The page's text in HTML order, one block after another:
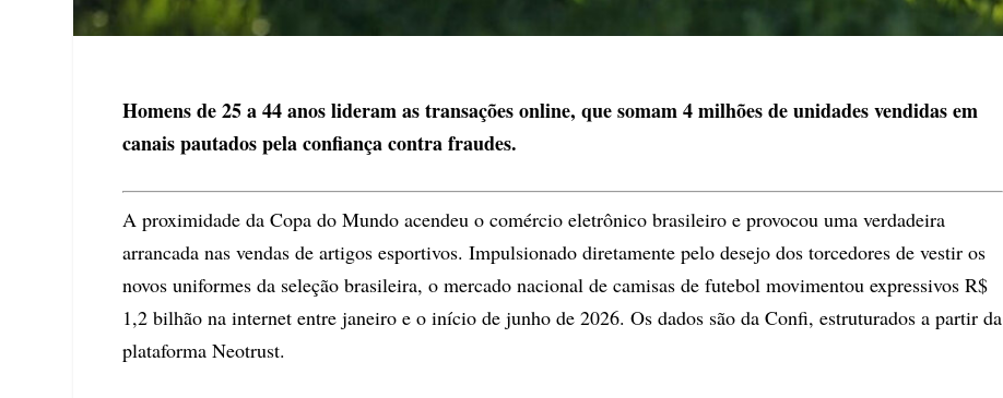
Homens de 25 a 44 anos lideram as transações online, que somam 4 milhões de unidades vendidas em
canais pautados pela confiança contra fraudes.
A proximidade da Copa do Mundo acendeu o comércio eletrônico brasileiro e provocou uma verdadeira
arrancada nas vendas de artigos esportivos. Impulsionado diretamente pelo desejo dos torcedores de vestir os
novos uniformes da seleção brasileira, o mercado nacional de camisas de futebol movimentou expressivos R$
1,2 bilhão na internet entre janeiro e o início de junho de 2026. Os dados são da Confi, estruturados a partir da
plataforma Neotrust.